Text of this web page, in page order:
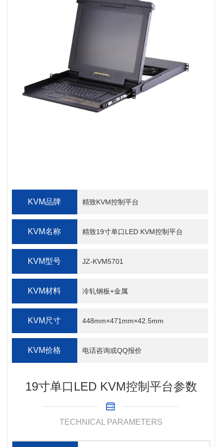
KVM品牌 精致KVM控制平台
KVM名称 精致19寸单口LED KVM控制平台
KVM型号 JZ-KVM5701
KVM材料 冷轧钢板+金属
KVM尺寸 448mm×471mm×42.5mm
KVM价格 电话咨询或QQ报价
19寸单口LED KVM控制平台参数
TECHNICAL PARAMETERS